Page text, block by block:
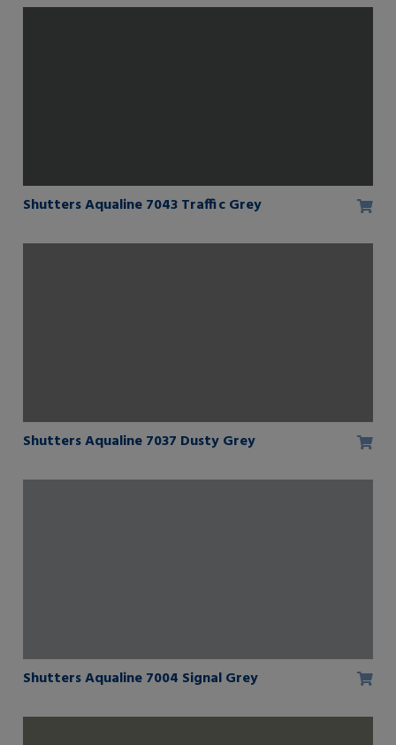
Shutters Aqualine 7043 Traffic Grey
Shutters Aqualine 7037 Dusty Grey
Shutters Aqualine 7004 Signal Grey